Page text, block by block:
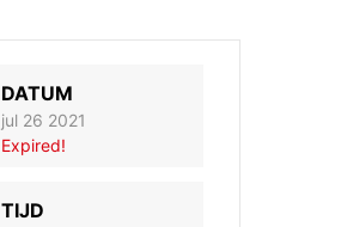
DATUM
jul 26 2021
Expired!
TIJD